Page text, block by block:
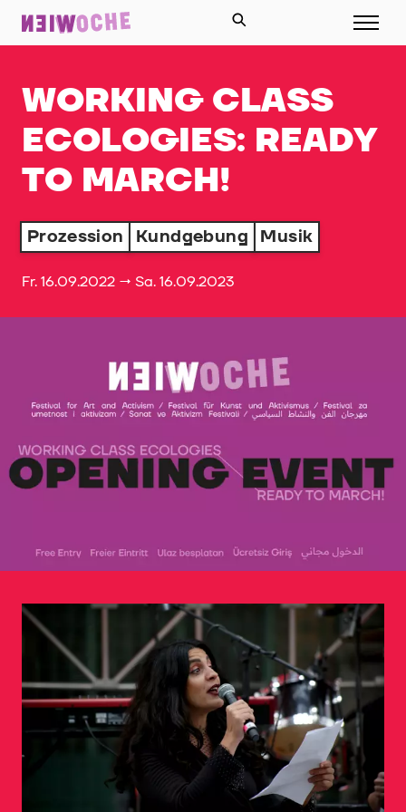
WORKING CLASS
ECOLOGIES: READY
TO MARCH!
Prozession Kundgebung Musik
Fr. 16.09.2022 → Sa. 16.09.2023